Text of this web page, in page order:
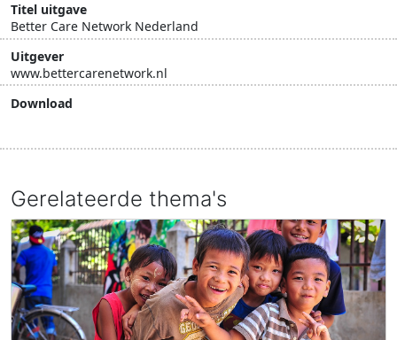
Titel uitgave
Better Care Network Nederland
Uitgever
www.bettercarenetwork.nl
Download
Gerelateerde thema's